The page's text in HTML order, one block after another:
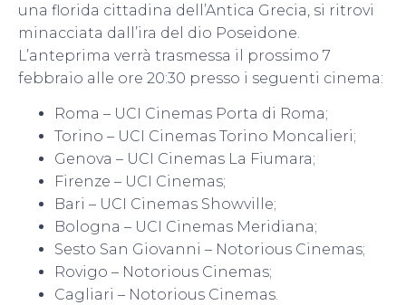
una florida cittadina dell’Antica Grecia, si ritrovi
minacciata dall’ira del dio Poseidone.
L’anteprima verrà trasmessa il prossimo 7
febbraio alle ore 20:30 presso i seguenti cinema:
Roma – UCI Cinemas Porta di Roma;
Torino – UCI Cinemas Torino Moncalieri;
Genova – UCI Cinemas La Fiumara;
Firenze – UCI Cinemas;
Bari – UCI Cinemas Showville;
Bologna – UCI Cinemas Meridiana;
Sesto San Giovanni – Notorious Cinemas;
Rovigo – Notorious Cinemas;
Cagliari – Notorious Cinemas.